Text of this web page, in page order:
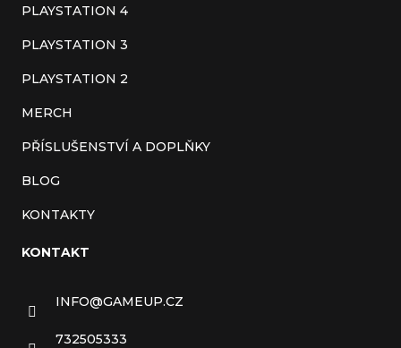
PLAYSTATION 4
PLAYSTATION 3
PLAYSTATION 2
MERCH
PŘÍSLUŠENSTVÍ A DOPLŇKY
BLOG
KONTAKTY
KONTAKT
INFO@GAMEUP.CZ
732505333